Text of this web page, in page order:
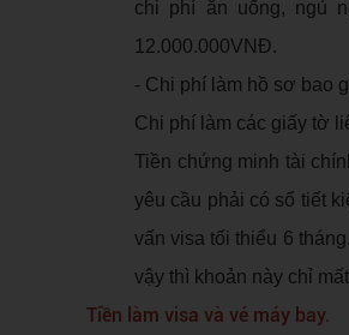
chi phí ăn uống, ngủ
12.000.000VNĐ.
- Chi phí làm hồ sơ bao
Chi phí làm các giấy tờ
Tiền chứng minh tài
yêu cầu phải có sổ tiết
vấn visa tối thiểu 6
vậy thì khoản này chỉ
Tiền làm visa và vé máy bay.